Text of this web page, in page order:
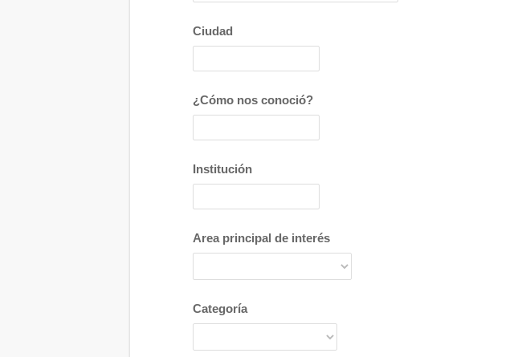
Ciudad
¿Cómo nos conoció?
Institución
Area principal de interés
Categoría